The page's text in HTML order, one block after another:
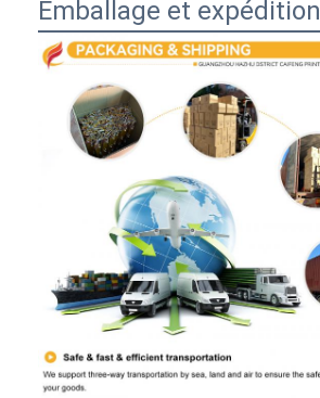
Emballage et expédition